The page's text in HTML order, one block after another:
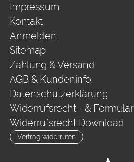
Impressum
Kontakt
Anmelden
Sitemap
Zahlung & Versand
AGB & Kundeninfo
Datenschutzerklärung
Widerrufsrecht - & Formular
Widerrufsrecht Download
Vertrag widerrufen